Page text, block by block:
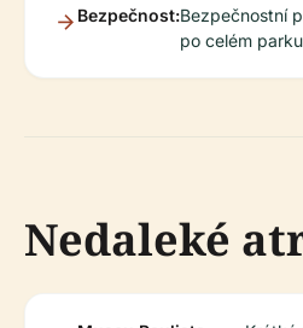
Bezpečnost:Bezpečnostní
po celém
Nedaleké